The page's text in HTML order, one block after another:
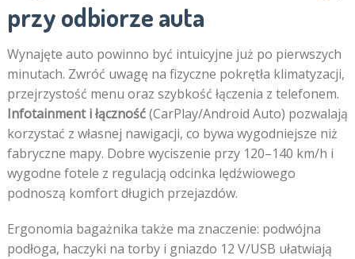
przy odbiorze auta
Wynajęte auto powinno być intuicyjne już po pierwszych
minutach. Zwróć uwagę na fizyczne pokrętła klimatyzacji,
przejrzystość menu oraz szybkość łączenia z telefonem.
Infotainment i łączność(CarPlay/Android Auto) pozwalają
korzystać z własnej nawigacji, co bywa wygodniejsze niż
fabryczne mapy. Dobre wyciszenie przy 120–140 km/h i
wygodne fotele z regulacją odcinka lędźwiowego
podnoszą komfort długich przejazdów.
Ergonomia bagażnika także ma znaczenie: podwójna
podłoga, haczyki na torby i gniazdo 12 V/USB ułatwiają